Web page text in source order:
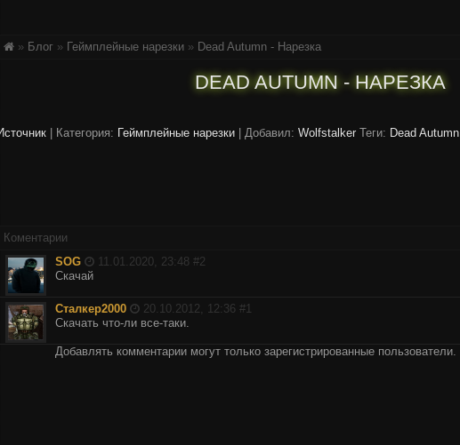
» Блог » Геймплейные нарезки » Dead Autumn - Нарезка
DEAD AUTUMN - НАРЕЗКА
Категория: Геймплейные нарезки | Добавил: Wolfstalker Теги: Dead Autumn
Коментарии
SOG
11.01.2020, 23:48 #2
Скачай
Сталкер2000 20.10.2012, 12:36 #1
Скачать что-ли все-таки.
Добавлять комментарии могут только зарегистрированные пользователи.